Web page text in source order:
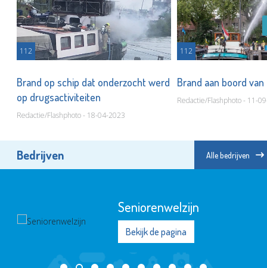
112
Brand op schip dat onderzocht werd
op drugsactiviteiten
Redactie/Flashphoto - 18-04-2023
112
Brand aan boord
Redactie/Flashphoto - 11-
Bedrijven Alle bedrijven
Seniorenwelzijn
Bekijk de pagina